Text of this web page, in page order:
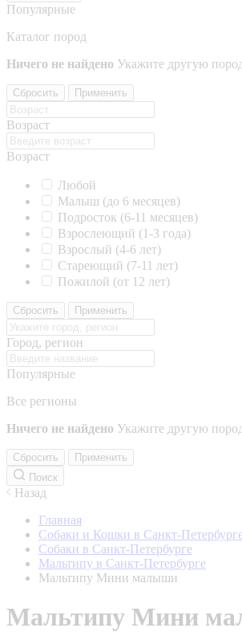
Популярные
Каталог пород
Ничего не найдено Укажите другую
Сбросить Применить
Возраст
Возраст
Любой
Малыш (до 6 месяцев)
Подросток (6-11 месяцев)
Взрослеющий (1-3 года)
Взрослый (4-6 лет)
Стареющий (7-11 лет)
Пожилой (от 12 лет)
Сбросить Применить
Город, регион
Популярные
Все регионы
Ничего не найдено Укажите другую
Сбросить
Применить
Поиск
Назад
Главная
Собаки и Кошки в Санкт-
Собаки в Санкт-Петербурге
Мальтипу в Санкт-Петербурге
Мальтипу Мини малыши
Мальтипу Мини